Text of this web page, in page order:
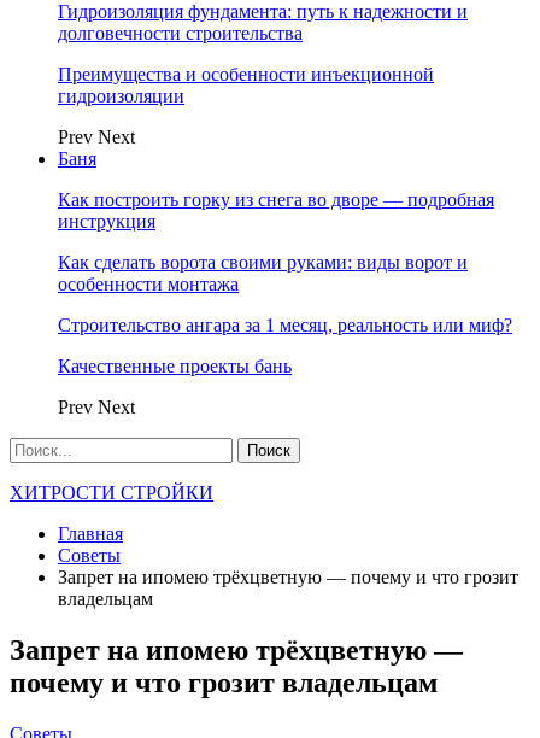
Гидроизоляция фундамента: путь к надежности и
долговечности строительства
Преимущества и особенности инъекционной
гидроизоляции
Prev Next
Баня
Как построить горку из снега во дворе — подробная
инструкция
Как сделать ворота своими руками: виды ворот и
особенности монтажа
Строительство ангара за 1 месяц, реальность или миф?
Качественные проекты бань
Prev Next
ХИТРОСТИ СТРОЙКИ
Главная
Советы
Запрет на ипомею трёхцветную — почему и что грозит
владельцам
Запрет на ипомею трёхцветную —
почему и что грозит владельцам
Советы